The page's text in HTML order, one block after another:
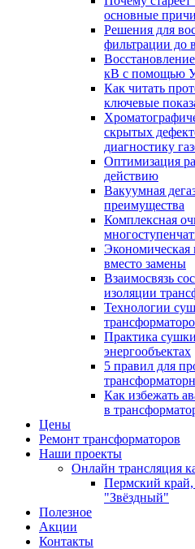
основные
Решения для
фильтрации до
кВ с помощью
Как читать
ключевые
скрытых
диагностику
Оптимизация
действию
Вакуумная
преимущества
Комплексная
Экономическая
вместо замены
Взаимосвязь
изоляции
Технологии
Практика
энергообъектах
5 правил для
Как избежать
в
Цены
Ремонт трансформаторов
Наши проекты
Онлайн трансляция
Пермский край,
"Звёздный"
Полезное
Акции
Контакты